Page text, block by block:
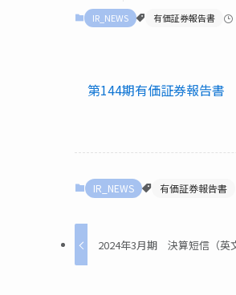
IR_NEWS 有価証券報告書
第144期有価証券報告書
IR_NEWS 有価証券報告書
2024年3月期 決算短信（英